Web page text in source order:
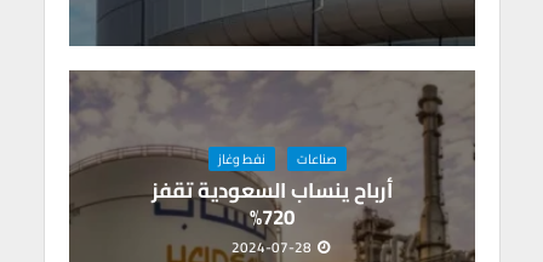
صناعات نفط وغاز
أرباح ينساب السعودية تقفز
720%
2024-07-28